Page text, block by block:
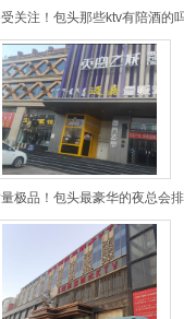
关注！包头那些ktv有陪酒的
极品！包头最豪华的夜总会